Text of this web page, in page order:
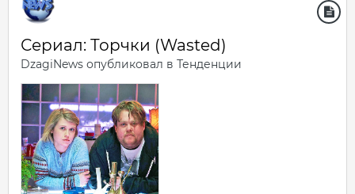
Сериал: Торчки (Wasted)
DzagiNews опубликовал в Тенденции